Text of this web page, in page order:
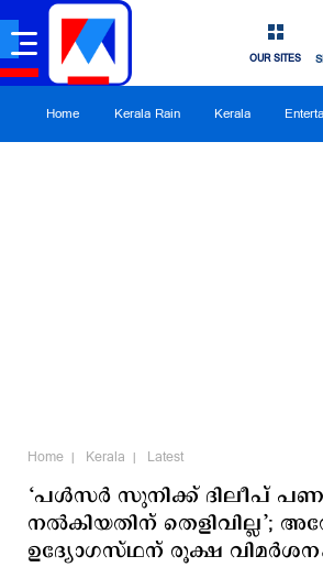
OUR SITES
Home Kerala Rain Kerala
Home Kerala Latest
‘പള്‍സര്‍ സുനിക്ക് ദിലീപ്
നല്‍കിയതിന് തെളിവില്ല’;
ഉദ്യോഗസ്ഥന് രൂക്ഷ